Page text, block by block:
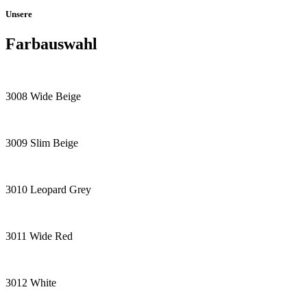
Unsere
Farbauswahl
3008 Wide Beige
3009 Slim Beige
3010 Leopard Grey
3011 Wide Red
3012 White